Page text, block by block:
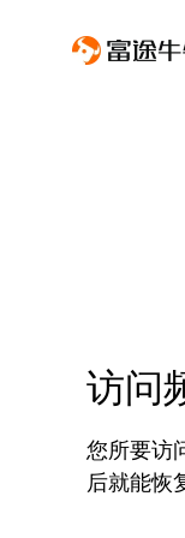
访问
您所要访
后就能恢